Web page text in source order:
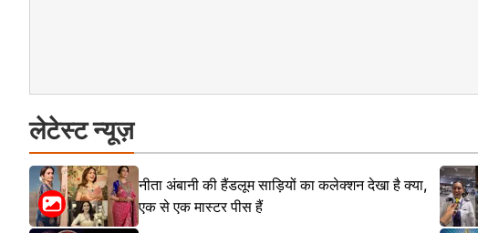
लेटेस्ट न्यूज़
नीता अंबानी की हैंडलूम साड़ियों का कलेक्शन देखा है क्या,
एक से एक मास्टर पीस हैं